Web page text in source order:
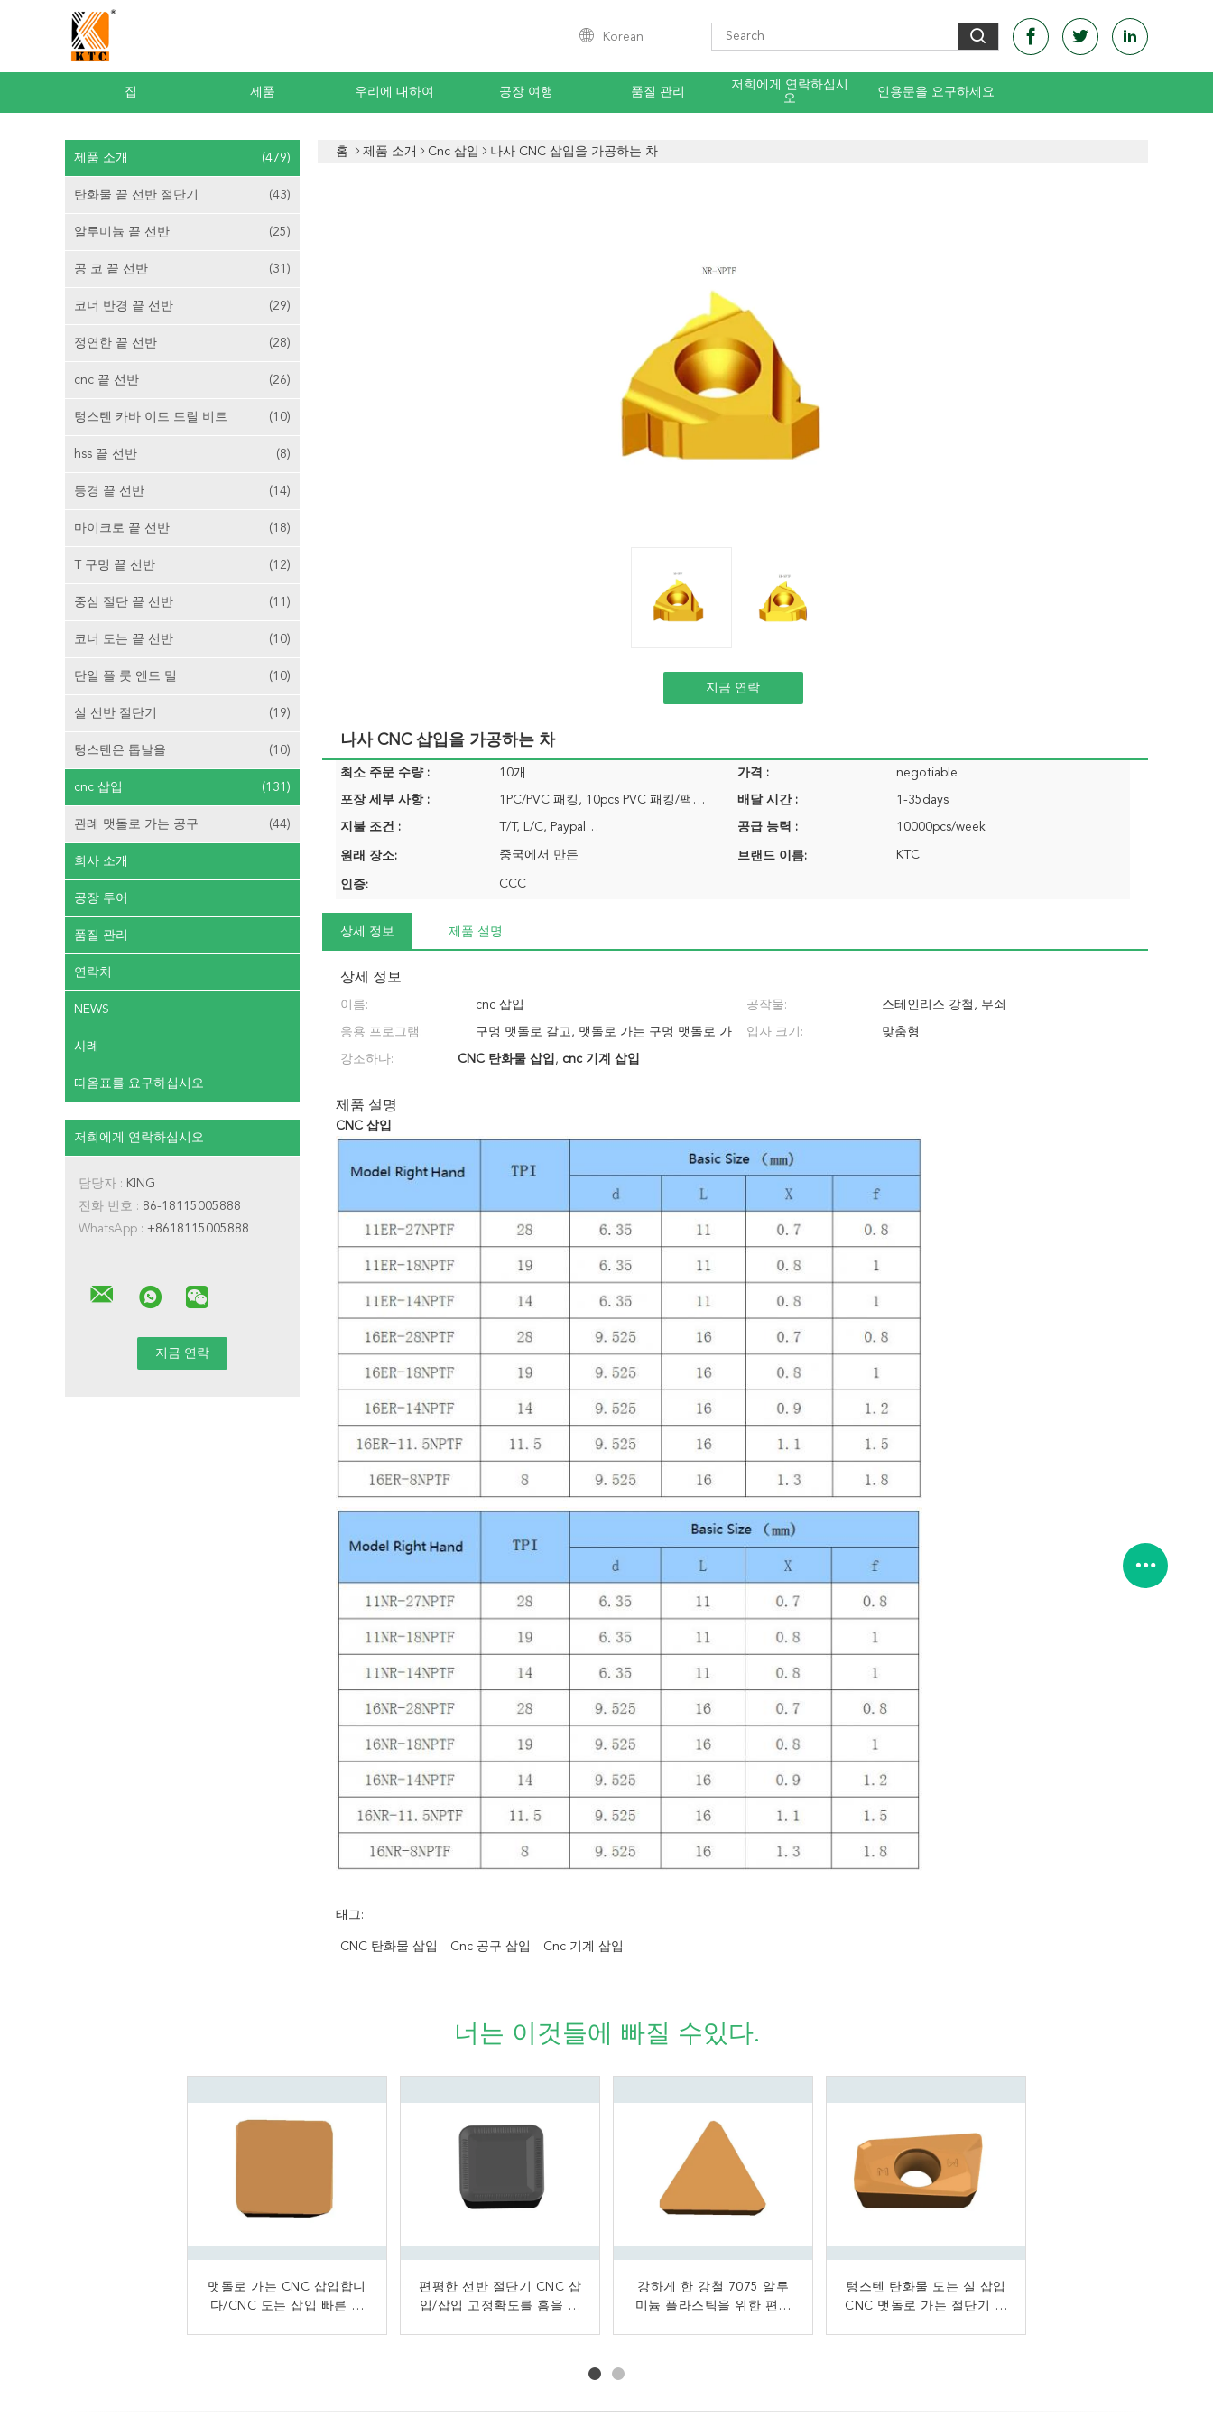
Korean
집 제품 우리에 대하여 공장 여행 품질 관리
저희에게 연락하십시
오
인용문을 요구하세요
제품 소개 (479)
탄화물 끝 선반 절단기 (43)
알루미늄 끝 선반 (25)
공 코 끝 선반 (31)
코너 반경 끝 선반 (29)
정연한 끝 선반 (28)
cnc 끝 선반 (26)
텅스텐 카바 이드 드릴 비트 (10)
hss 끝 선반 (8)
등경 끝 선반 (14)
마이크로 끝 선반 (18)
T 구멍 끝 선반 (12)
중심 절단 끝 선반 (11)
코너 도는 끝 선반 (10)
단일 플 룻 엔드 밀 (10)
실 선반 절단기 (19)
텅스텐은 톱날을 (10)
cnc 삽입 (131)
관례 맷돌로 가는 공구 (44)
회사 소개
공장 투어
품질 관리
연락처
NEWS
사례
따옴표를 요구하십시오
저희에게 연락하십시오
담당자 : KING
전화 번호 : 86-18115005888
WhatsApp : +8618115005888
홈 제품 소개 Cnc 삽입 나사 CNC 삽입을 가공하는 차
지금 연락
나사 CNC 삽입을 가공하는 차
최소 주문 수량 : 10개 가격 : negotiable
포장 세부 사항 : 1PC/PVC 패킹, 10pcs PVC 패킹/팩… 배달 시간 : 1-35days
지불 조건 : T/T, L/C, Paypal… 공급 능력 : 10000pcs/week
원래 장소: 중국에서 만든 브랜드 이름: KTC
인증: CCC
상세 정보 제품 설명
상세 정보
이름: cnc 삽입 공작물: 스테인리스 강철, 무쇠
응용 프로그램: 구멍 맷돌로 갈고, 맷돌로 가는 구멍 맷돌로 가
는, 단계 등
입자 크기: 맞춤형
강조하다: CNC 탄화물 삽입 , cnc 기계 삽입
제품 설명
CNC 삽입
태그:
CNC 탄화물 삽입 Cnc 공구 삽입 Cnc 기계 삽입
너는 이것들에 빠질 수있다.
맷돌로 가는 CNC 삽입합니
다/CNC 도는 삽입 빠른 고
편평한 선반 절단기 CNC 삽
입/삽입 고정확도를 흠을 파
강하게 한 강철 7075 알루
미늄 플라스틱을 위한 편평
텅스텐 탄화물 도는 실 삽입
CNC 맷돌로 가는 절단기 삽
텅스텐 탄화물 삽입 CNC 선
반 탄화물 도는 삽입 CNC
삽입 일반적인 유형 부정적
인 구멍 맷돌로 갈기를 실을
정연한 어깨 CNC 삽
입/CNC 도는 공구 고성능
베스트셀러 본래 텅스텐 탄
화물 CNC 도는 공구 탄화물